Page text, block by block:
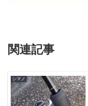
関連記事
シマノ